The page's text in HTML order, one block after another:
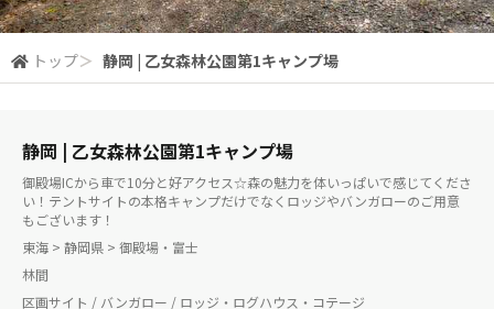
トップ＞ 静岡 | 乙女森林公園第1キャンプ場
静岡 | 乙女森林公園第1キャンプ場
御殿場ICから車で10分と好アクセス☆森の魅力を体いっぱいで感じてくださ
い！テントサイトの本格キャンプだけでなくロッジやバンガローのご用意
もございます！
東海 > 静岡県 > 御殿場・富士
林間
区画サイト / バンガロー / ロッジ・ログハウス・コテージ